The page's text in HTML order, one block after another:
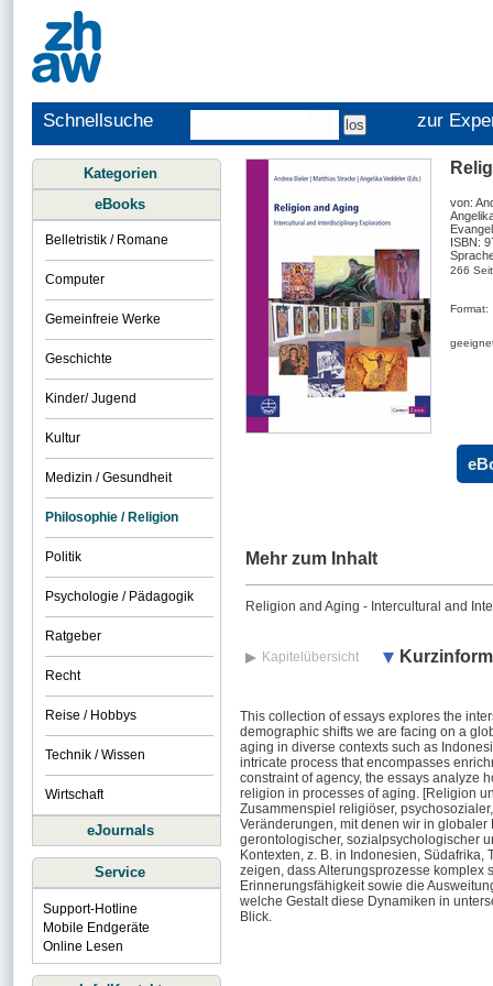
Schnellsuche zur
von:
ISBN:
266
Format:
Mehr zum Inhalt
Religion and Aging - Intercultural and
Kapitelübersicht
This collection of essays explores the
demographic shifts we are facing on a
aging in diverse contexts such as
intricate process that encompasses
constraint of agency, the essays analyze
religion in processes of aging. [Religion
Zusammenspiel religiöser,
Veränderungen, mit denen wir in
gerontologischer, sozialpsychologischer
Kontexten, z. B. in Indonesien,
zeigen, dass Alterungsprozesse komplex
Erinnerungsfähigkeit sowie die
welche Gestalt diese Dynamiken in
Blick.
Kategorien
eBooks
Belletristik / Romane
Computer
Gemeinfreie Werke
Geschichte
Kinder/ Jugend
Kultur
Medizin / Gesundheit
Philosophie / Religion
Politik
Psychologie / Pädagogik
Ratgeber
Recht
Reise / Hobbys
Technik / Wissen
Wirtschaft
eJournals
Service
Support-Hotline
Mobile Endgeräte
Online Lesen